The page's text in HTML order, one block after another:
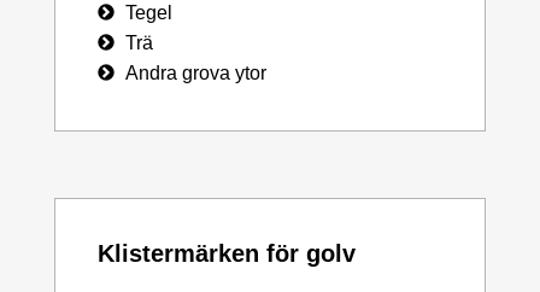
Tegel
Trä
Andra grova ytor
Klistermärken för golv